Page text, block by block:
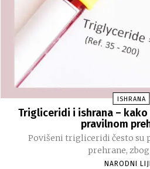
ISHRANA
Trigliceridi i ishrana –
pravilnom
Povišeni trigliceridi često su
prehrane, zbog
NARODNI